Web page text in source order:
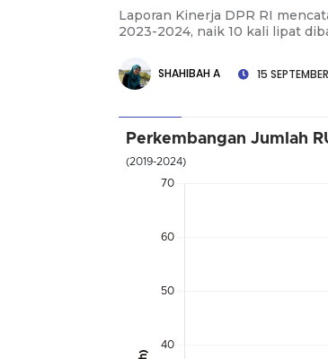
Laporan Kinerja DPR RI
2023-2024, naik 10 kali lipat
SHAHIBAH A 15
Perkembangan Jumlah
(2019-2024)